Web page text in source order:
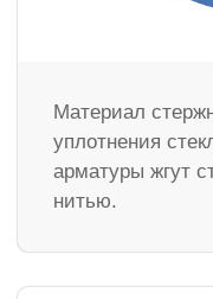
Материал
уплотнения
арматуры жгут
нитью.